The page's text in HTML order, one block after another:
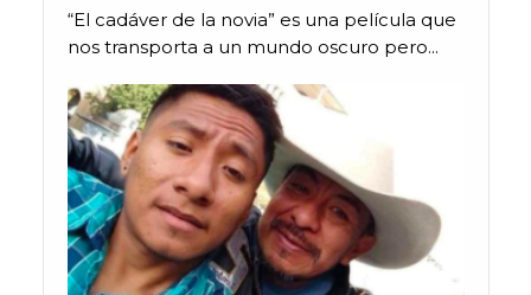
“El cadáver de la novia” es una película que
nos transporta a un mundo oscuro pero...